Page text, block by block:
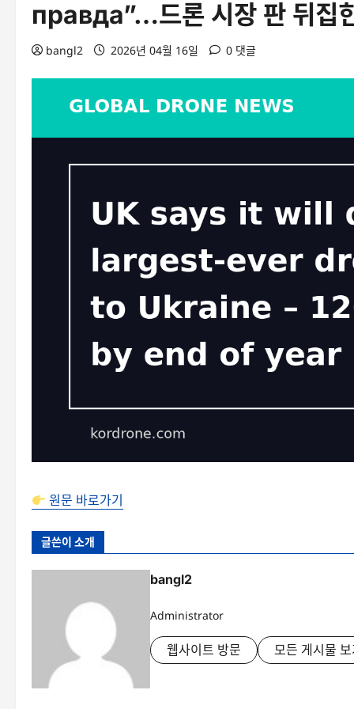
правда”…드론 시장 판 뒤집
bangl2 2026년 04월 16일 0 댓글
원문 바로가기
글쓴이 소개
bangl2
Administrator
웹사이트 방문 모든 게시물